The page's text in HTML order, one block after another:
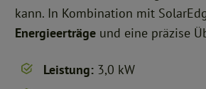
kann. In Kombination mit
Energieerträge und eine präzise
Leistung: 3,0 kW